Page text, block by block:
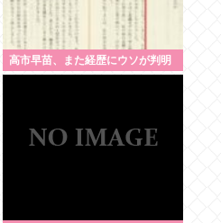
高市早苗、また経歴にウソが判明